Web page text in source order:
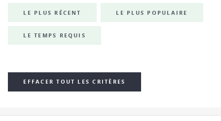
LE PLUS RÉCENT LE PLUS POPULAIRE
LE TEMPS REQUIS
EFFACER TOUT LES CRITÈRES